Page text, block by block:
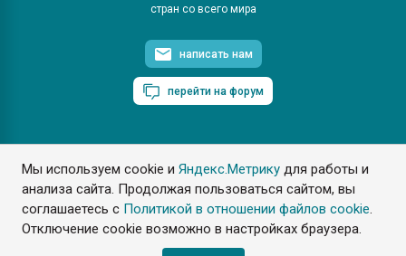
Мы используем cookie иЯндекс.Метрику для работы и
анализа сайта. Продолжая пользоваться сайтом, вы
соглашаетесь с Политикой в отношении файлов cookie.
Отключение cookie возможно в настройках браузера.
стран со всего мира
написать нам
перейти на форум
ПластЭксперт © 2006. Все права защищены
Разрешается копирование материалов сайта с обязательной
ссылкой на www.e-plastic.ru
Разработка сайта